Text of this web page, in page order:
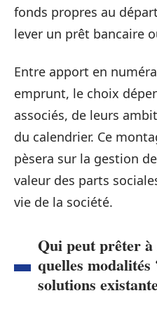
fonds propres au
lever un prêt bancaire
Entre apport en
emprunt, le choix
associés, de leurs
du calendrier. Ce
pèsera sur la gestion
valeur des parts
vie de la société.
Qui peut prêter à
quelles modalités
solutions